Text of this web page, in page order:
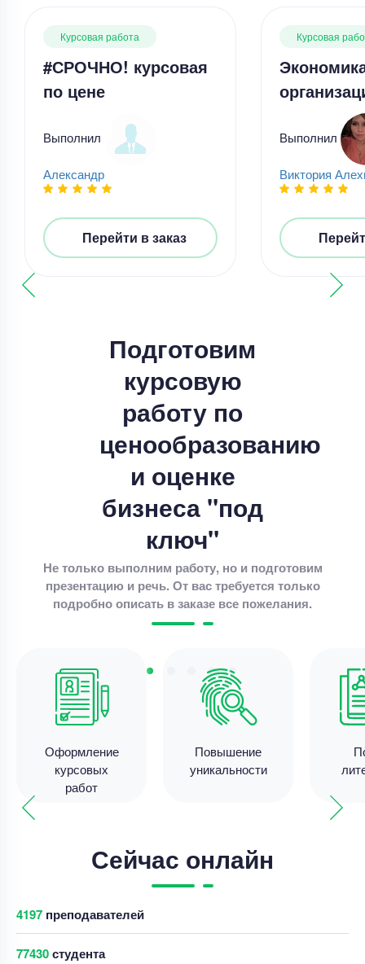
Курсовая работа
#СРОЧНО! курсовая
по цене
Выполнил
Александр
Перейти в заказ
Курсовая
Выполнил
Виктория
Подготовим
курсовую
работу по
ценообразованию
и оценке
бизнеса "под
ключ"
Не только выполним работу, но и подготовим
презентацию и речь. От вас требуется только
подробно описать в заказе все пожелания.
Оформление
курсовых
работ
Повышение
уникальности
Сейчас онлайн
4205 преподавателей
77434студента
Цена
Курсовая работа – Диагностика неисправностей
Уникальность 50%
Срок выполнения8 дней
Курсовая работа
Написать теоретическую часть курсовой
70%
Срок выполнения 7 дней
Цена4200 ₽
9 минут назад
Курсовая работа
организация учета кассовых операций
Срок выполнения
7 дней
Цена3500 ₽
5 минут назад
Курсовая работа
доработка курсовой работы
Уникальность50%